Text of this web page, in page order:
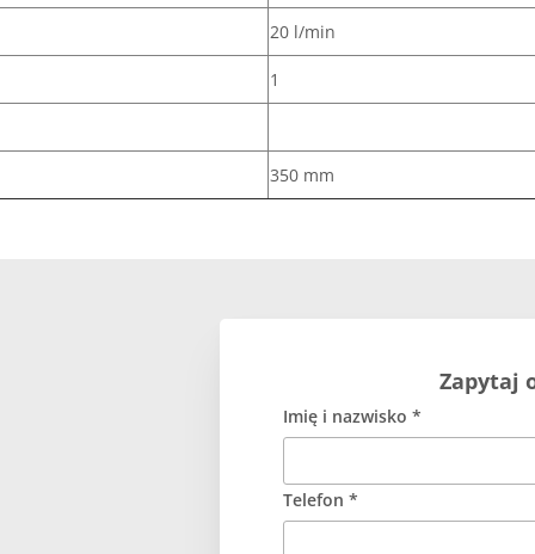
20 l/min
1
350 mm
Zapytaj
Imię i nazwisko *
Telefon *